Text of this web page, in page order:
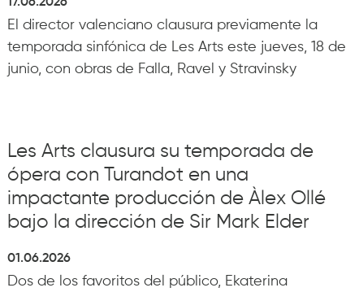
El director valenciano clausura previamente la
temporada sinfónica de Les Arts este jueves, 18 de
junio, con obras de Falla, Ravel y Stravinsky
Les Arts clausura su temporada de
ópera con Turandot en una
impactante producción de Àlex Ollé
bajo la dirección de Sir Mark Elder
01.06.2026
Dos de los favoritos del público, Ekaterina